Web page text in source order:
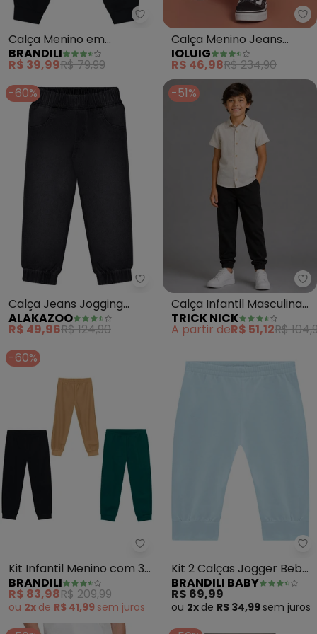
Brandili - Calça Menino em
Calça Menino em
Moletinho (Preto)
BRANDILI
R$ 39,99R$ 79,99
Calça Menino Jeans
(Preto)
IOLUIG
R$ 46,98R$ 234,90
-60%
Alakazoo - Calça Jeans
Calça Jeans Jogging
Infantil com Elastano
(Preto)
ALAKAZOO
R$ 49,96R$ 124,90
-51%
Calça Infantil Masculina
(Preto)
TRICK NICK
A partir deR$ 51,12R$
-60%
Brandili - Kit Infantil Menino
Kit Infantil Menino com 3
Calças Sortidas
BRANDILI
R$ 83,98R$ 209,99
ou 2x de R$ 41,99 sem juros
Kit 2 Calças Jogger Bebê
Unissex (Azul)
BRANDILI BABY
R$ 69,99
ou 2x de R$ 34,99 sem juros